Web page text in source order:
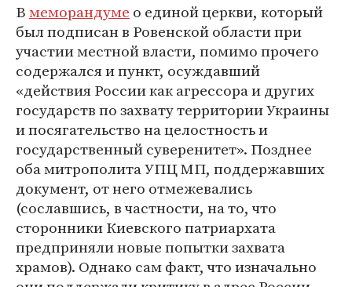
Вмеморандуме о единой церкви, который
был подписан в Ровенской области при
участии местной власти, помимо прочего
содержался и пункт, осуждавший
«действия России как агрессора и других
государств по захвату территории Украины
и посягательство на целостность и
государственный суверенитет». Позднее
оба митрополита УПЦ МП, поддержавших
документ, от него отмежевались
(сославшись, в частности, на то, что
сторонники Киевского патриархата
предприняли новые попытки захвата
храмов). Однако сам факт, что изначально